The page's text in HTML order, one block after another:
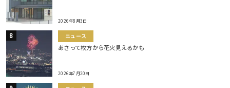
2026年8月3日
ニュース
あさって枚方から花火見えるかも
2026年7月20日